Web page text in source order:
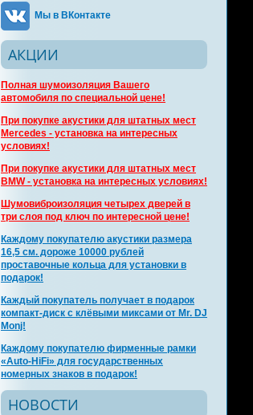
Мы в ВКонтакте
АКЦИИ
Полная шумоизоляция Вашего
автомобиля по специальной цене!
При покупке акустики для штатных мест
Mercedes - установка на интересных
условиях!
При покупке акустики для штатных мест
BMW - установка на интересных условиях!
Шумовиброизоляция четырех дверей в
три слоя под ключ по интересной цене!
Каждому покупателю акустики размера
16,5 см. дороже 10000 рублей
проставочные кольца для установки в
подарок!
Каждый покупатель получает в подарок
компакт-диск с клёвыми миксами от Mr. DJ
Monj!
Каждому покупателю фирменные рамки
«Auto-HiFi» для государственных
номерных знаков в подарок!
НОВОСТИ